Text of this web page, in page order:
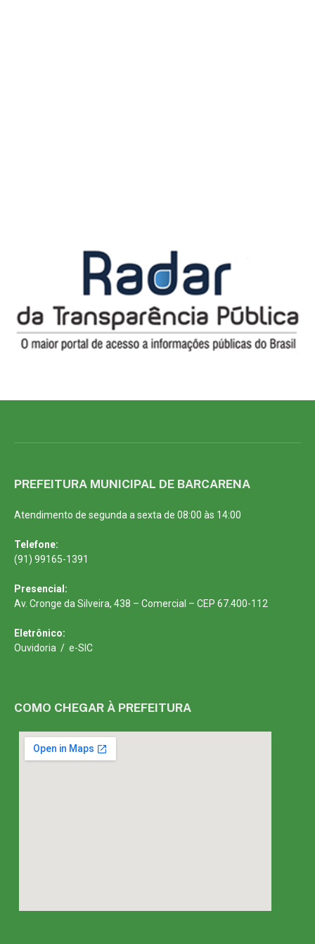
PREFEITURA MUNICIPAL DE BARCARENA
Atendimento de segunda a sexta de 08:00 às 14:00
Telefone:
(91) 99165-1391
Presencial:
Av. Cronge da Silveira, 438 – Comercial – CEP 67.400-112
Eletrônico:
Ouvidoria / e-SIC
COMO CHEGAR À PREFEITURA